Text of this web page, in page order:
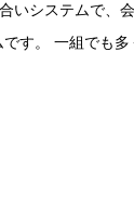
いシステムで、
す。 一組でも多